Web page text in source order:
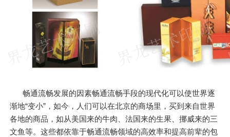
畅通流畅发展的因素畅通流畅手段的现代化可以使世界逐
渐地“变小”，如今，人们可以在北京的商场里，买到来自世界
各地的商品，如从美国来的牛肉、法国来的生果、挪威来的三
文鱼等。这些都依靠于畅通流畅领域的高效率和提高前辈的包